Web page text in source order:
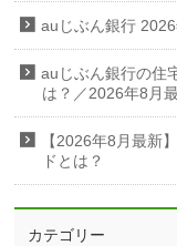
auじぶん銀行
auじぶん銀行の住
は？／2026年8月
【2026年8月最新
ドとは？
カテゴリー